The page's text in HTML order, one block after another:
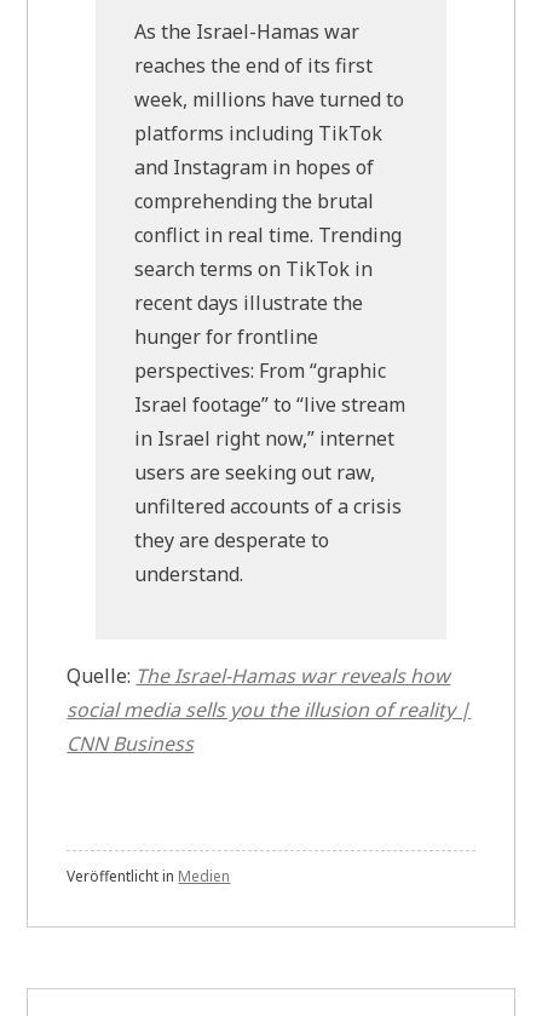
As the Israel-Hamas war
reaches the end of its first
week, millions have turned to
platforms including TikTok
and Instagram in hopes of
comprehending the brutal
conflict in real time. Trending
search terms on TikTok in
recent days illustrate the
hunger for frontline
perspectives: From “graphic
Israel footage” to “live stream
in Israel right now,” internet
users are seeking out raw,
unfiltered accounts of a crisis
they are desperate to
understand.
Quelle: The Israel-Hamas war reveals how
social media sells you the illusion of reality |
CNN Business
Veröffentlicht in Medien